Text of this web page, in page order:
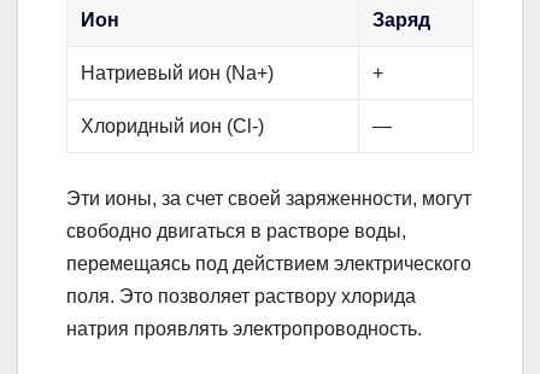
Ион Заряд
Натриевый ион (Na+) +
Хлоридный ион (Cl-) —
Эти ионы, за счет своей заряженности, могут
свободно двигаться в растворе воды,
перемещаясь под действием электрического
поля. Это позволяет раствору хлорида
натрия проявлять электропроводность.